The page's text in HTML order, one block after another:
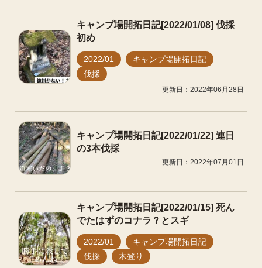
キャンプ場開拓日記[2022/01/08] 伐採
初め
2022/01
キャンプ場開拓日記
伐採
更新日：2022年06月28日
キャンプ場開拓日記[2022/01/22] 連日
の3本伐採
更新日：2022年07月01日
キャンプ場開拓日記[2022/01/15] 死ん
でたはずのコナラ？とスギ
2022/01
キャンプ場開拓日記
伐採
木登り